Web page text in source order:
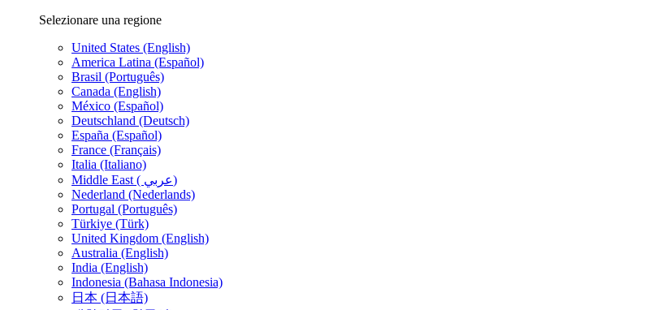
Selezionare una regione
United States (English)
America Latina (Español)
Brasil (Português)
Canada (English)
México (Español)
Deutschland (Deutsch)
España (Español)
France (Français)
Italia (Italiano)
Middle East ( عربي)
Nederland (Nederlands)
Portugal (Português)
Türkiye (Türk)
United Kingdom (English)
Australia (English)
India (English)
Indonesia (Bahasa Indonesia)
日本 (日本語)